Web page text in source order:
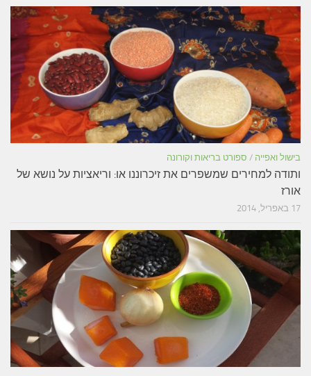
בישול ואפייה / ספורט בריאות וקורונה
ותודה למחירים שמשפרים את זיכרוננו או: וריאציות על נושא של
אורז
17 באפריל, 2014